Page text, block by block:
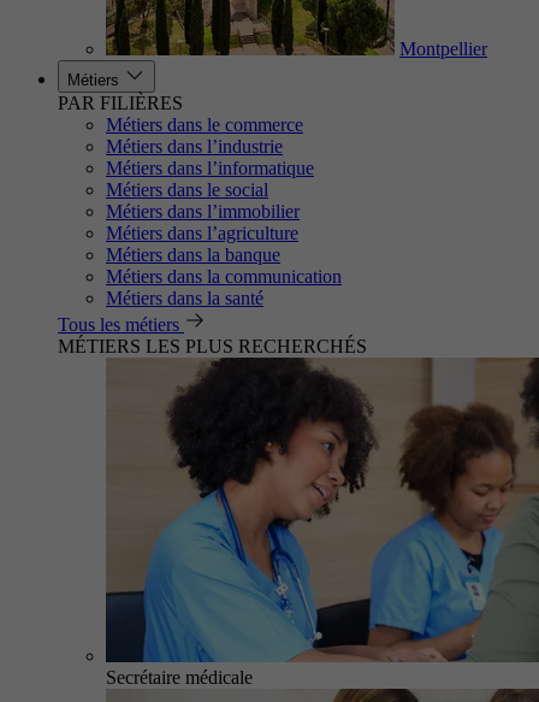
Montpellier
Métiers
PAR FILIÈRES
Métiers dans le commerce
Métiers dans l’industrie
Métiers dans l’informatique
Métiers dans le social
Métiers dans l’immobilier
Métiers dans l’agriculture
Métiers dans la banque
Métiers dans la communication
Métiers dans la santé
Tous les métiers
MÉTIERS LES PLUS RECHERCHÉS
Secrétaire médicale